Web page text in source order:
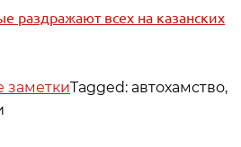
раздражают всех на казанских
заметкиTagged: автохамство,